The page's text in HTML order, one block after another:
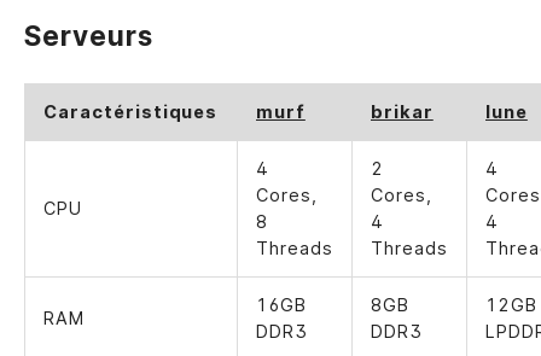
Serveurs
Caractéristiques murf brikar lune
CPU
4
Cores,
8
Threads
2
Cores,
4
Threads
4
4
RAM
16GB
DDR3
8GB
DDR3
12GB